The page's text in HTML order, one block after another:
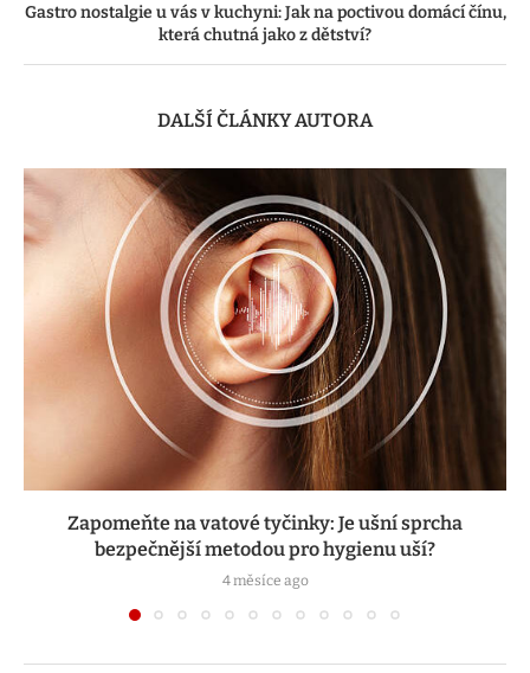
Gastro nostalgie u vás v kuchyni: Jak na poctivou domácí čínu,
která chutná jako z dětství?
DALŠÍ ČLÁNKY AUTORA
Zapomeňte na vatové tyčinky: Je ušní sprcha
bezpečnější metodou pro hygienu uší?
4 měsíce ago